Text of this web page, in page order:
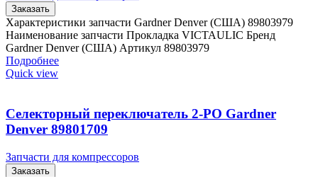
Заказать
Характеристики запчасти Gardner Denver (США) 89803979
Наименование запчасти Прокладка VICTAULIC Бренд
Gardner Denver (США) Артикул 89803979
Подробнее
Quick view
Селекторный переключатель 2-PO Gardner
Denver 89801709
Запчасти для компрессоров
Заказать